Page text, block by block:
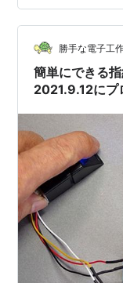
初心者でも扱え
消費電力: 小型で
バイスにも適し
可能で、セキュ
勝手な電子工
簡単にできる
2021.9.12にプ